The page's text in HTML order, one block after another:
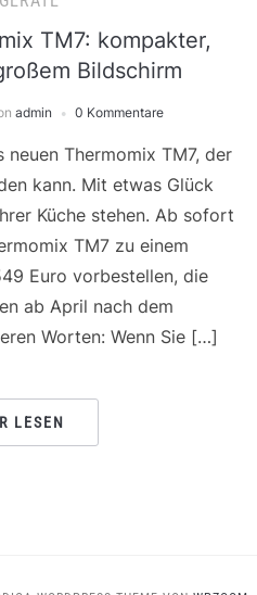
TM7: kompakter,
Bildschirm
admin 0 Kommentare
neuen Thermomix TM7, der
kann. Mit etwas Glück
Küche stehen. Ab sofort
TM7 zu einem
Euro vorbestellen, die
ab April nach dem
Worten: Wenn Sie […]
LESEN